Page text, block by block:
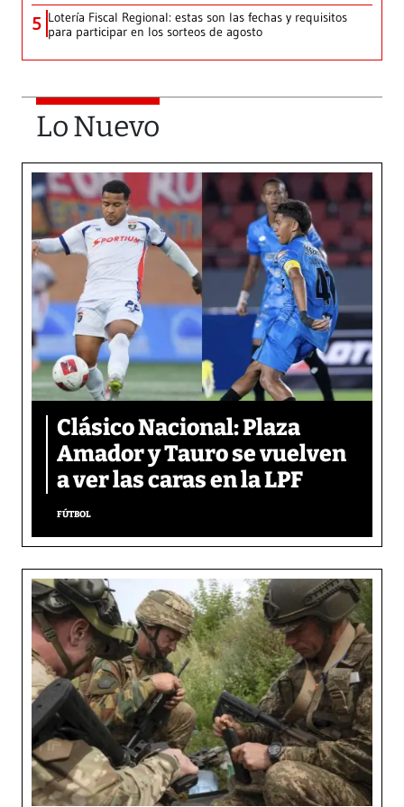
5 Lotería Fiscal Regional: estas son las fechas y requisitos
para participar en los sorteos de agosto
Lo Nuevo
Clásico Nacional: Plaza
Amador y Tauro se vuelven
a ver las caras en la LPF
FÚTBOL